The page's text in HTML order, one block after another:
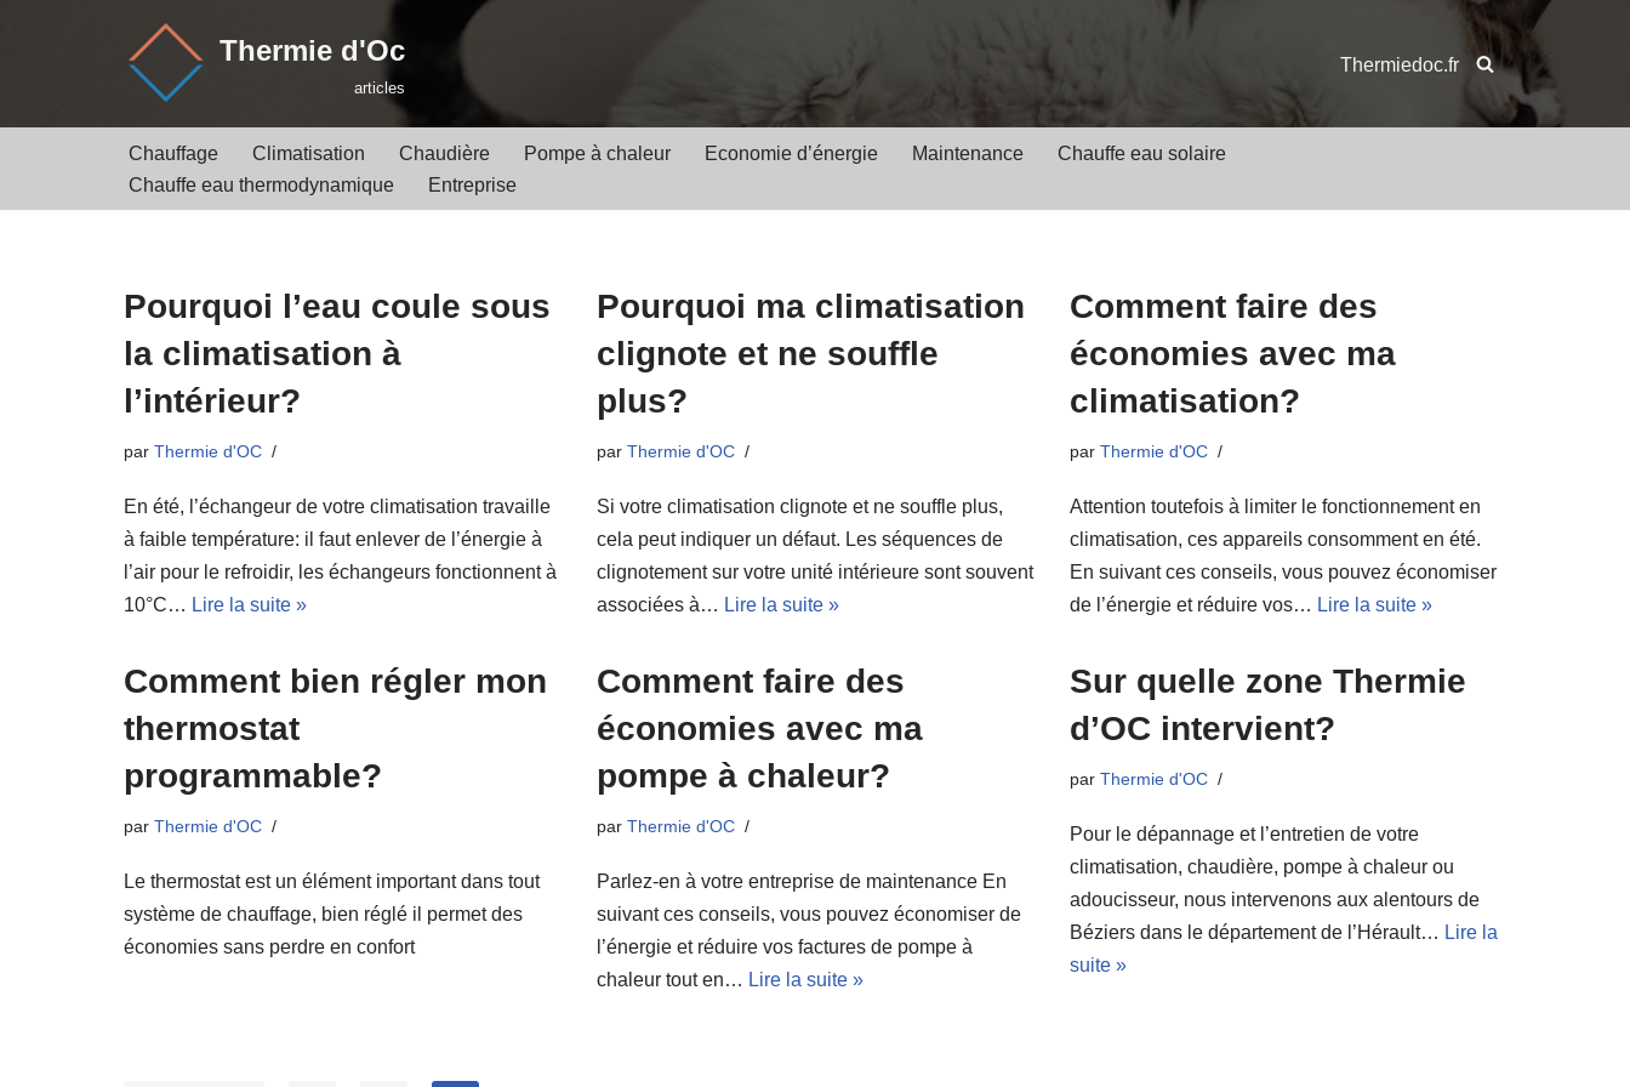
contenu
Thermie d'Oc
articles
Thermiedoc.fr
Chauffage Climatisation Chaudière Pompe à chaleur Economie d’énergie Maintenance
Chauffe eau solaire
Chauffe eau thermodynamique
Entreprise
Pourquoi l’eau coule sous
la climatisation à
l’intérieur?
par Thermie d'OC
En été, l’échangeur de votre climatisation travaille
à faible température: il faut enlever de l’énergie à
l’air pour le refroidir, les échangeurs fonctionnent à
10°C… Lire la suite »
Pourquoi ma climatisation
clignote et ne souffle
plus?
par Thermie d'OC
Si votre climatisation clignote et ne souffle plus,
cela peut indiquer un défaut. Les séquences de
clignotement sur votre unité intérieure sont souvent
associées à… Lire la suite »
Comment faire des
économies avec ma
climatisation?
par Thermie d'OC
Attention toutefois à limiter le fonctionnement en
climatisation, ces appareils consomment en été.
En suivant ces conseils, vous pouvez économiser
de l’énergie et réduire vos… Lire la suite »
Comment bien régler mon
thermostat
programmable?
par Thermie d'OC
Le thermostat est un élément important dans tout
système de chauffage, bien réglé il permet des
économies sans perdre en confort
Comment faire des
économies avec ma
pompe à chaleur?
par Thermie d'OC
Parlez-en à votre entreprise de maintenance En
suivant ces conseils, vous pouvez économiser de
l’énergie et réduire vos factures de pompe à
chaleur tout en… Lire la suite »
Sur quelle zone Thermie
d’OC intervient?
par Thermie d'OC
Pour le dépannage et l’entretien de votre
climatisation, chaudière, pompe à chaleur ou
adoucisseur, nous intervenons aux alentours de
Béziers dans le département de l’Hérault… Lire la
suite »